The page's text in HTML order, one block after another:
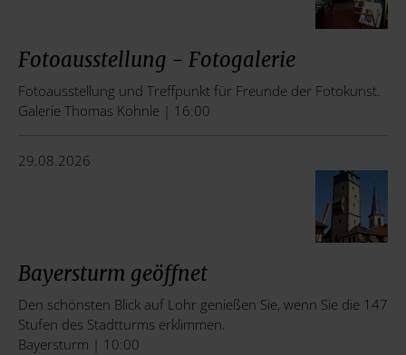
Fotoausstellung - Fotogalerie
Fotoausstellung und Treffpunkt für Freunde der Fotokunst.
Galerie Thomas Kohnle | 16:00
29.08.2026
Bayersturm geöffnet
Den schönsten Blick auf Lohr genießen Sie, wenn Sie die 147
Stufen des Stadtturms erklimmen.
Bayersturm | 10:00